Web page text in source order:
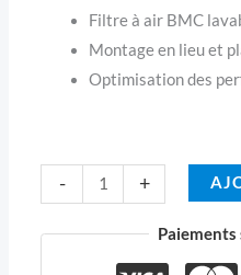
Filtre à air BMC
Montage en lieu et
Optimisation des
- +
Paiements